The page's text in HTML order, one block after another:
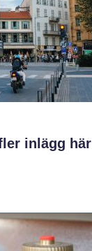
inlägg här